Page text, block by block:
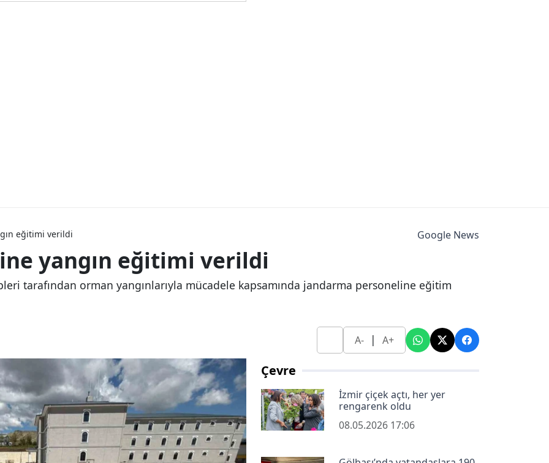
eğitimi verildi Google News
yangın eğitimi verildi
tarafından orman yangınlarıyla mücadele kapsamında jandarma personeline eğitim
A- | A+
Çevre
İzmir çiçek açtı, her yer
rengarenk oldu
08.05.2026 17:06